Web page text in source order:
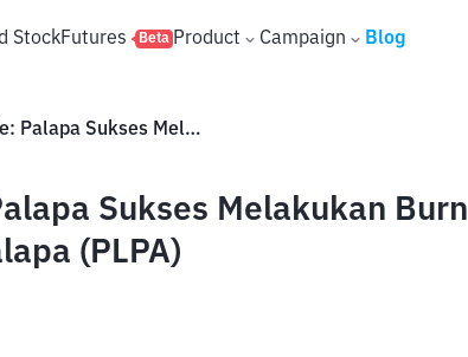
StockFutures Beta Product Campaign Blog
PLPA Burn Update: Palapa Sukses Melakukan Burn 333,33 Juta Token Palapa (PLPA)
Sukses Melakukan Burn
(PLPA)